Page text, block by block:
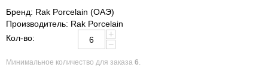
Бренд: Rak Porcelain (ОАЭ)
Производитель: Rak Porcelain
Кол-во:
+
−
Минимальное количество для заказа 6.